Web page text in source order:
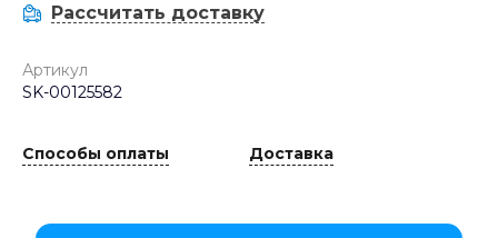
Рассчитать доставку
Артикул
SK-00125582
Способы оплаты Доставка